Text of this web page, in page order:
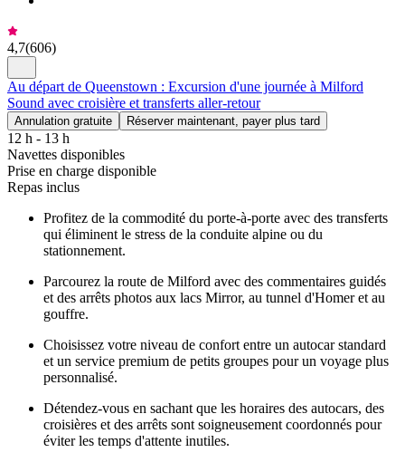
4,7(606)
Au départ de Queenstown : Excursion d'une journée à Milford
Sound avec croisière et transferts aller-retour
Annulation gratuite Réserver maintenant, payer plus tard
12 h - 13 h
Navettes disponibles
Prise en charge disponible
Repas inclus
Profitez de la commodité du porte-à-porte avec des transferts
qui éliminent le stress de la conduite alpine ou du
stationnement.
Parcourez la route de Milford avec des commentaires guidés
et des arrêts photos aux lacs Mirror, au tunnel d'Homer et au
gouffre.
Choisissez votre niveau de confort entre un autocar standard
et un service premium de petits groupes pour un voyage plus
personnalisé.
Détendez-vous en sachant que les horaires des autocars, des
croisières et des arrêts sont soigneusement coordonnés pour
éviter les temps d'attente inutiles.